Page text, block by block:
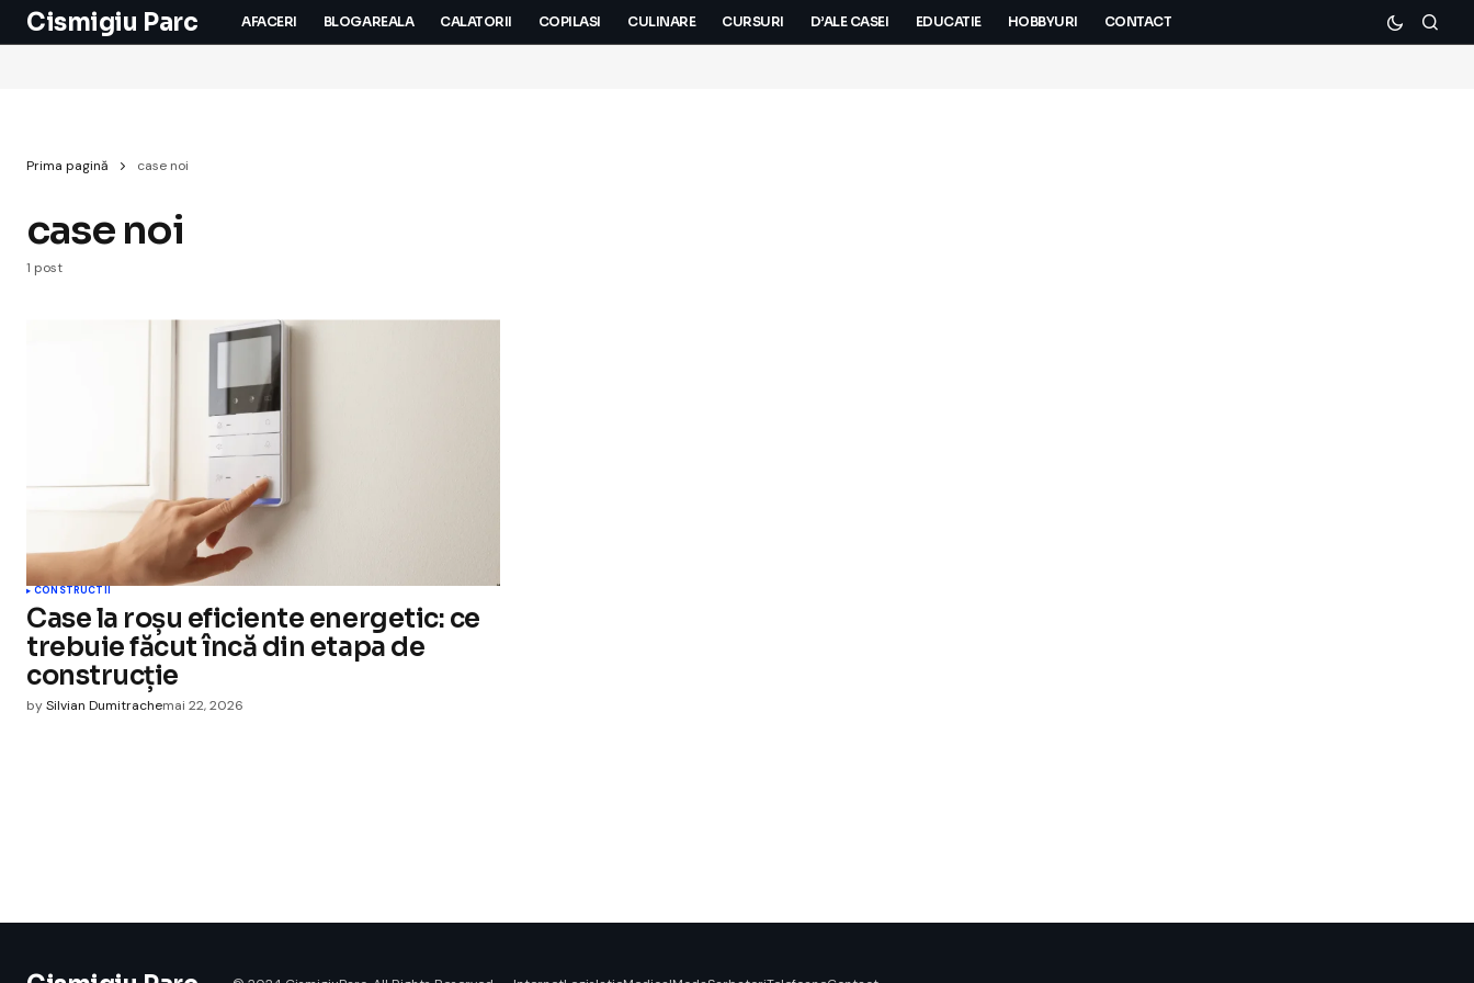
Cismigiu Parc AFACERI BLOGAREALA CALATORII COPILASI CULINARE CURSURI D’ALE CASEI EDUCATIE HOBBYURI CONTACT
Prima pagină case noi
case noi
1 post
CONSTRUCTII
Case la roșu eficiente energetic: ce
trebuie făcut încă din etapa de
construcție
bySilvian Dumitrachemai 22, 2026